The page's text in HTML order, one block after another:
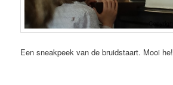
Een sneakpeek van de bruidstaart. Mooi he!